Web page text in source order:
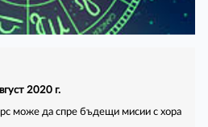
2020 г.
може да спре бъдещи мисии с хора